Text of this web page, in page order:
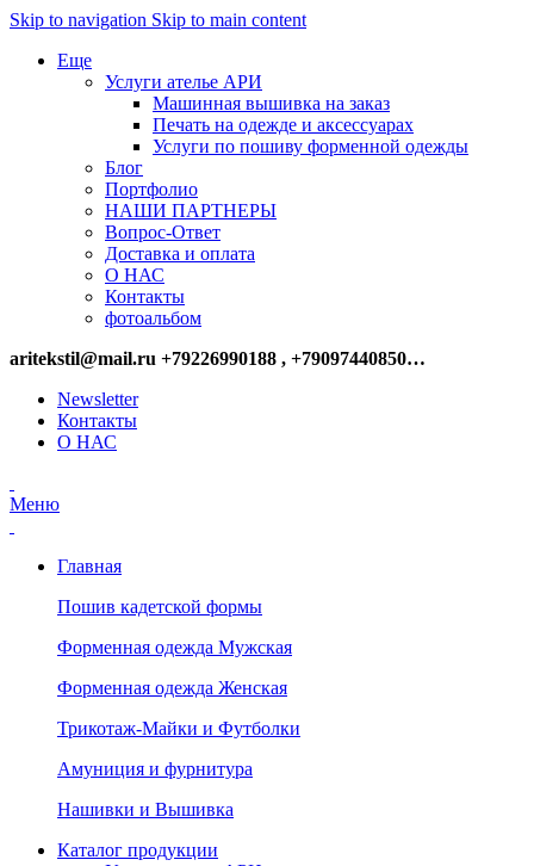
Skip to navigation Skip to main content
Еще
Услуги ателье АРИ
Машинная вышивка на заказ
Печать на одежде и аксессуарах
Услуги по пошиву форменной одежды
Блог
Портфолио
НАШИ ПАРТНЕРЫ
Вопрос-Ответ
Доставка и оплата
О НАС
Контакты
фотоальбом
aritekstil@mail.ru +79226990188 , +79097440850…
Newsletter
Контакты
О НАС
Меню
Главная
Пошив кадетской формы
Форменная одежда Мужская
Форменная одежда Женская
Трикотаж-Майки и Футболки
Амуниция и фурнитура
Нашивки и Вышивка
Каталог продукции